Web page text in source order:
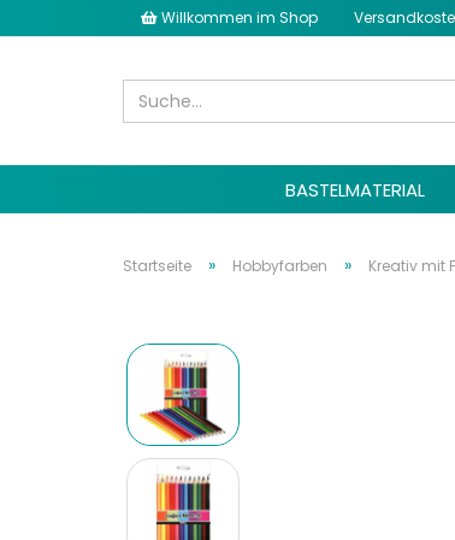
Willkommen im Shop
BASTELMATERIAL
Startseite » Hobbyfarben » Kreativ mit